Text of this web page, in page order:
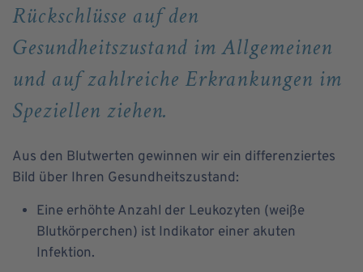
Rückschlüsse auf den
Gesundheitszustand im Allgemeinen
und auf zahlreiche Erkrankungen im
Speziellen ziehen.
Aus den Blutwerten gewinnen wir ein differenziertes
Bild über Ihren Gesundheitszustand:
Eine erhöhte Anzahl der Leukozyten (weiße
Blutkörperchen) ist Indikator einer akuten
Infektion.